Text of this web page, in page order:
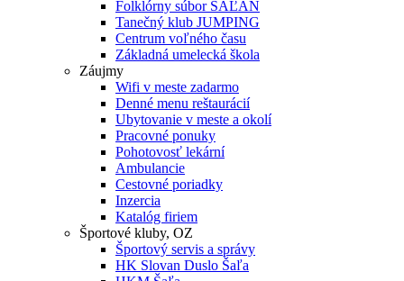
Folklórny súbor ŠAĽAN
Tanečný klub JUMPING
Centrum voľného času
Základná umelecká škola
Záujmy
Wifi v meste zadarmo
Denné menu reštaurácií
Ubytovanie v meste a okolí
Pracovné ponuky
Pohotovosť lekární
Ambulancie
Cestovné poriadky
Inzercia
Katalóg firiem
Športové kluby, OZ
Športový servis a správy
HK Slovan Duslo Šaľa